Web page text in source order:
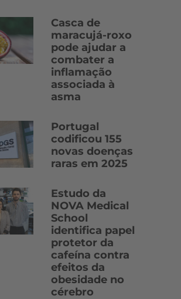
Casca de
maracujá-roxo
pode ajudar a
combater a
inflamação
associada à
asma
Portugal
codificou 155
novas doenças
raras em 2025
Estudo da
NOVA Medical
School
identifica papel
protetor da
cafeína contra
efeitos da
obesidade no
cérebro